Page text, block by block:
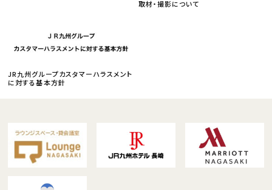
取材・撮影について
JR九州グループカスタマーハラスメント
に対する基本方針